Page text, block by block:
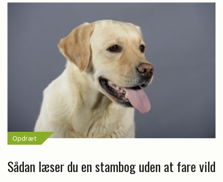
Opdræt
Sådan læser du en stambog uden at fare vild